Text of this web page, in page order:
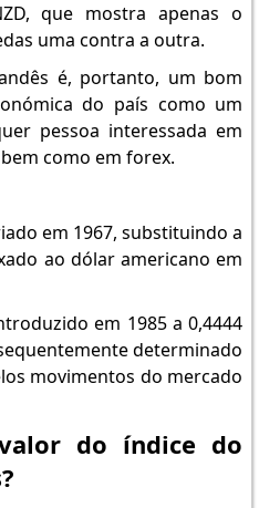
que mostra apenas o
uma contra a outra.
é, portanto, um bom
do país como um
pessoa interessada em
como em forex.
em 1967, substituindo a
ao dólar americano em
em 1985 a 0,4444
determinado
movimentos do mercado
do índice do